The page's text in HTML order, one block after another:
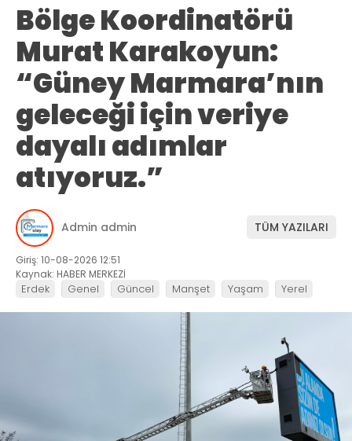
Bölge Koordinatörü
Murat Karakoyun:
“Güney Marmara’nın
geleceği için veriye
dayalı adımlar
atıyoruz.”
Admin admin TÜM YAZILARI
Giriş: 10-08-2026 12:51
Kaynak: HABER MERKEZİ
Erdek Genel Güncel Manşet Yaşam Yerel